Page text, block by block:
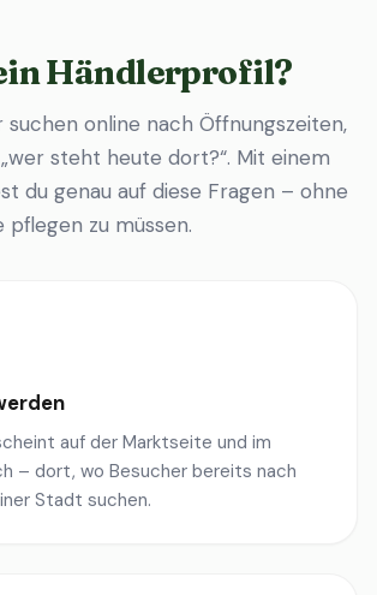
Händlerprofil?
online nach Öffnungszeiten,
steht heute dort?“. Mit einem
du genau auf diese Fragen – ohne
pflegen zu müssen.
auf der Marktseite und im
– dort, wo Besucher bereits nach
Stadt suchen.